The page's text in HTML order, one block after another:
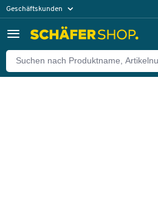
Geschäftskunden
Zurück